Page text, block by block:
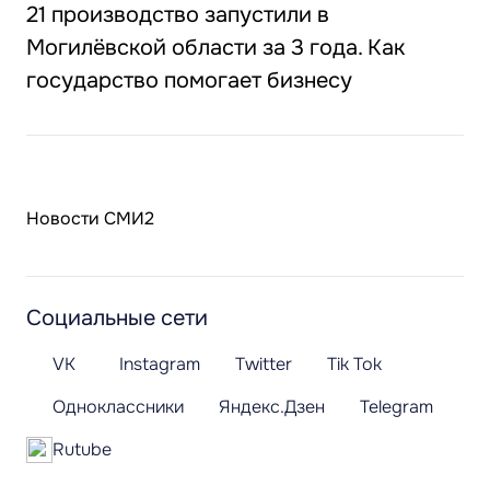
21 производство запустили в
Могилёвской области за 3 года. Как
государство помогает бизнесу
Новости СМИ2
Социальные сети
VK Instagram Twitter
Tik Tok
Одноклассники
Яндекс.Дзен
Telegram
Rutube